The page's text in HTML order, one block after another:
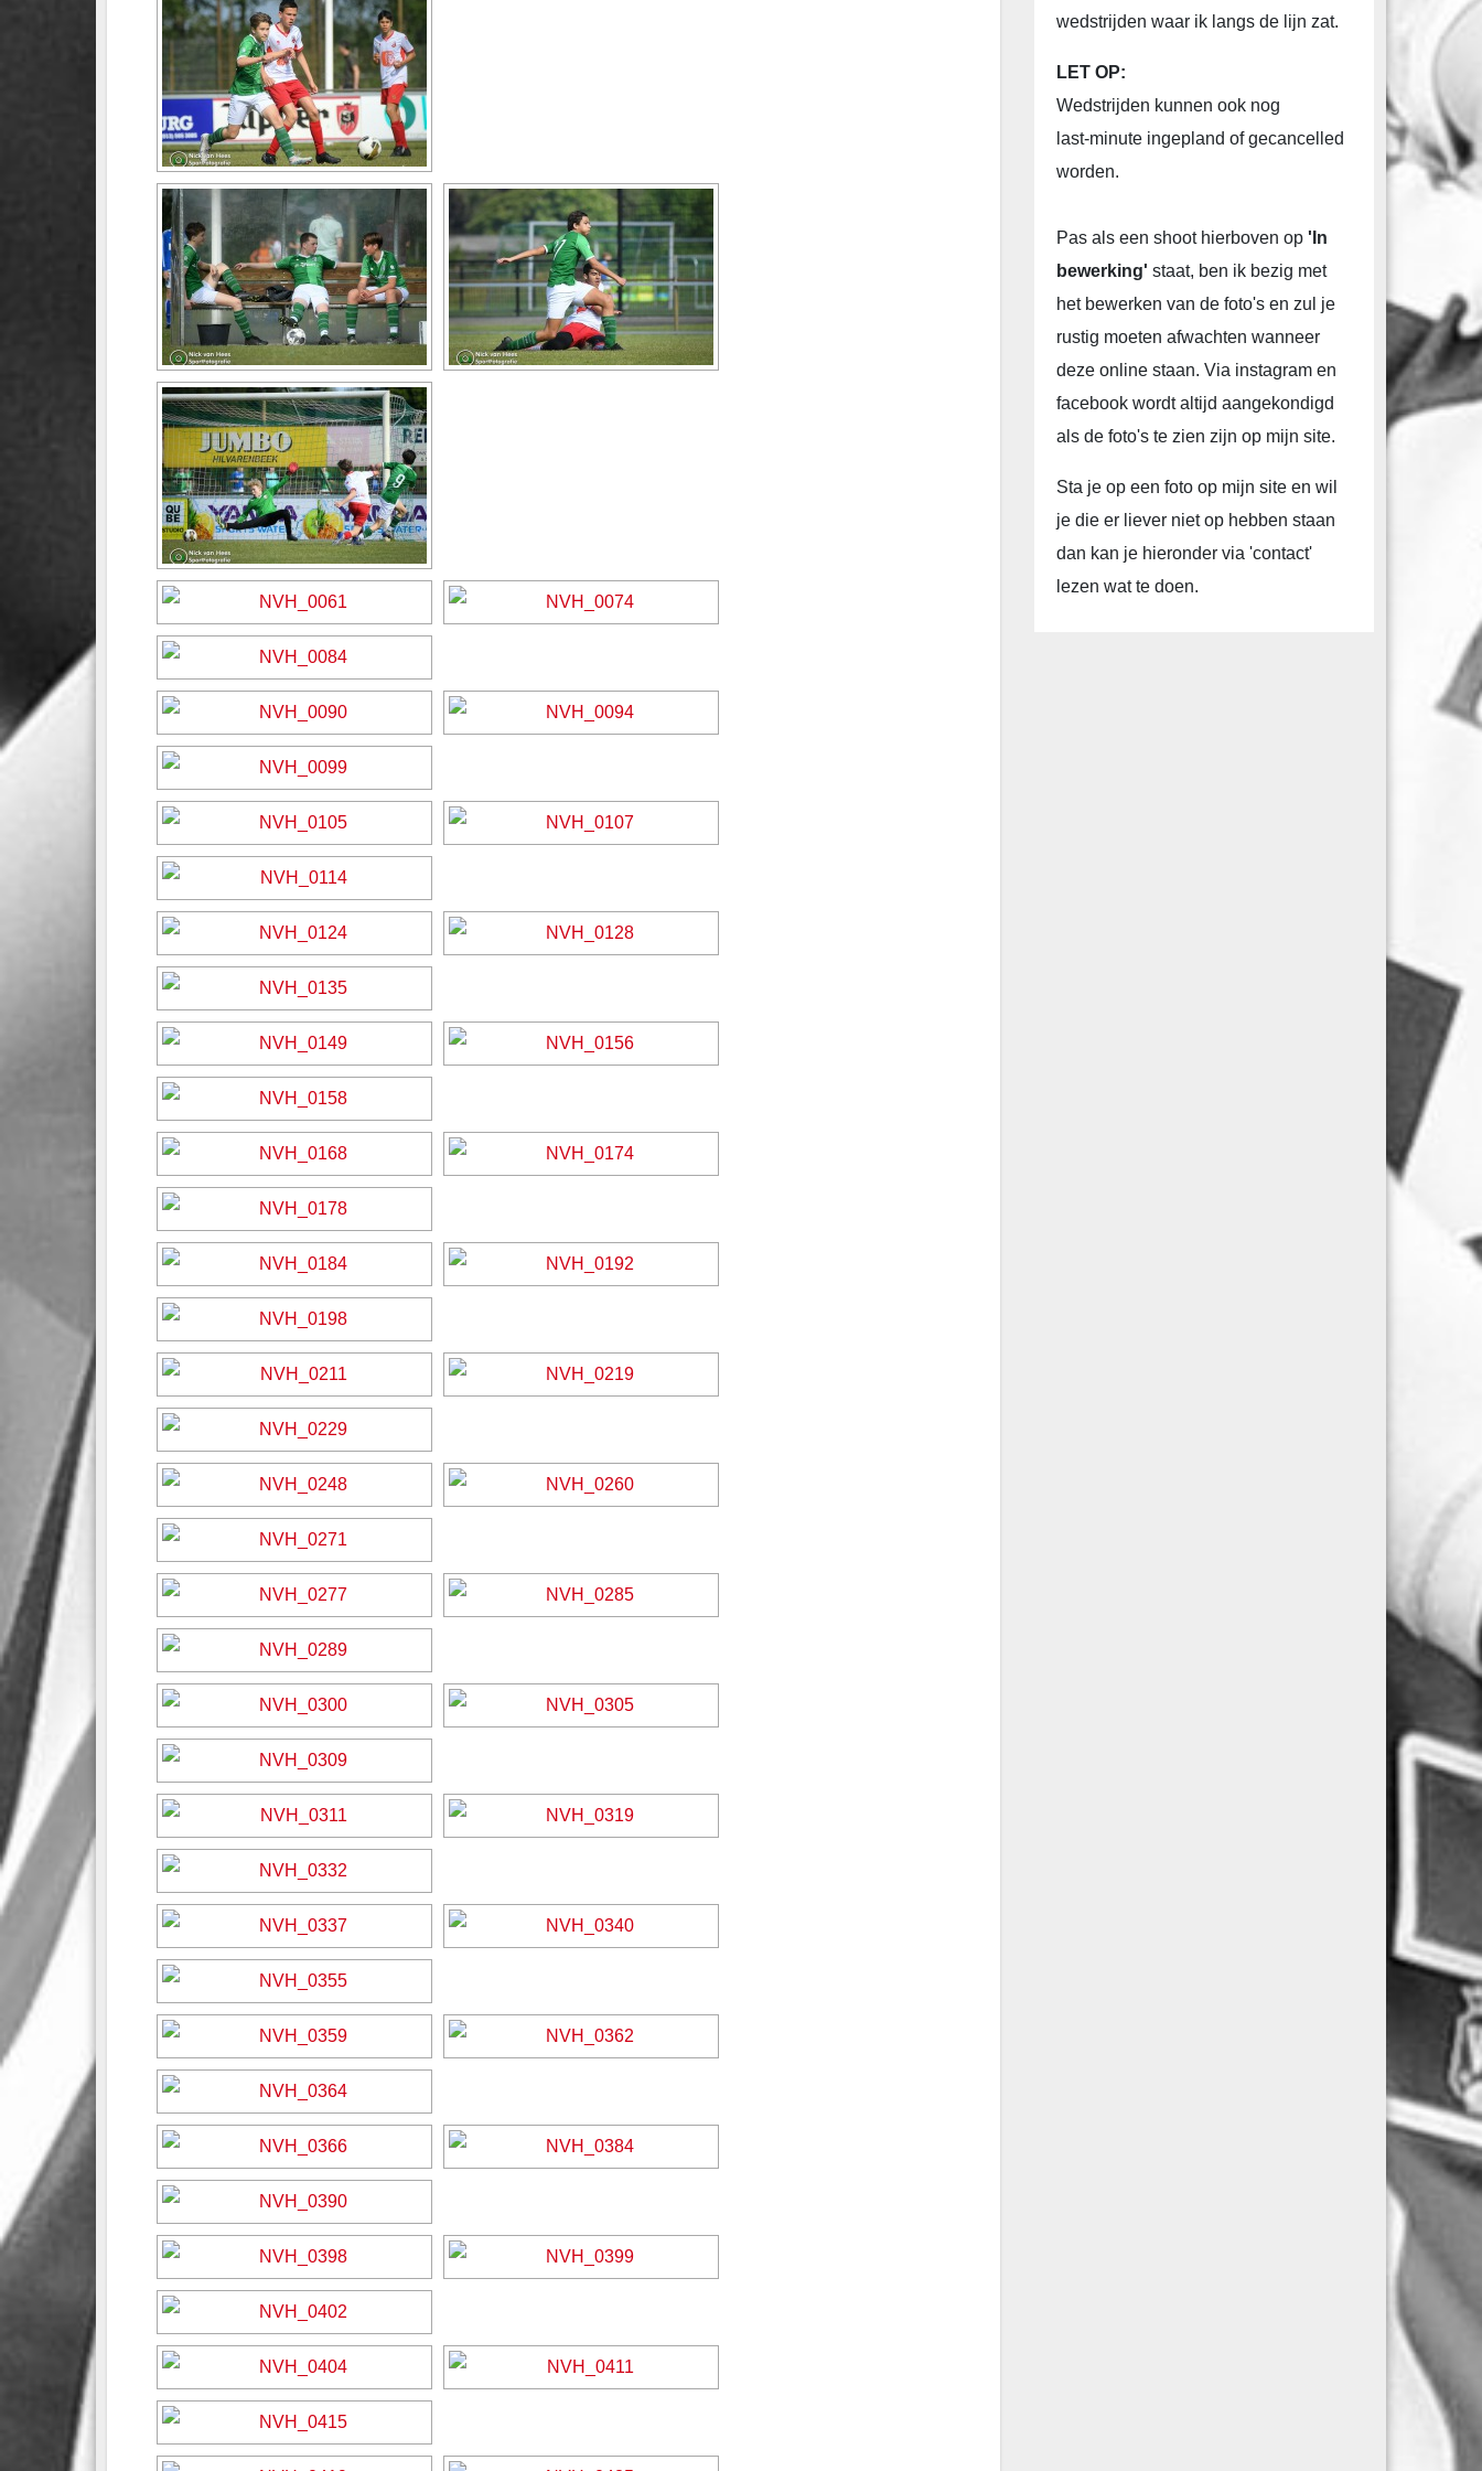
wedstrijden waar ik langs de lijn zat.
LET OP:
Wedstrijden kunnen ook nog
last-minute ingepland of gecancelled
worden.
Pas als een shoot hierboven op 'In
bewerking' staat, ben ik bezig met
het bewerken van de foto's en zul je
rustig moeten afwachten wanneer
deze online staan. Via instagram en
facebook wordt altijd aangekondigd
als de foto's te zien zijn op mijn site.
Sta je op een foto op mijn site en wil
je die er liever niet op hebben staan
dan kan je hieronder via 'contact'
lezen wat te doen.